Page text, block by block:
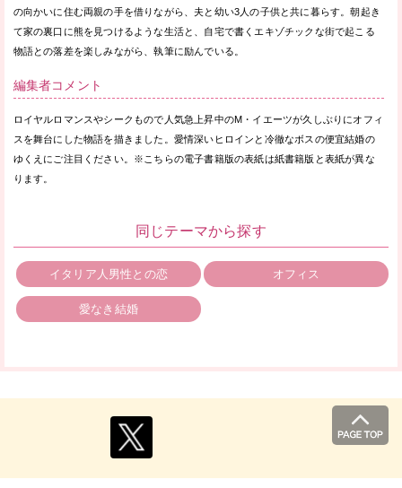
の向かいに住む両親の手を借りながら、夫と幼い3人の子供と共に暮らす。朝起き
て家の裏口に熊を見つけるような生活と、自宅で書くエキゾチックな街で起こる
物語との落差を楽しみながら、執筆に励んでいる。
編集者コメント
ロイヤルロマンスやシークもので人気急上昇中のM・イエーツが久しぶりにオフィ
スを舞台にした物語を描きました。愛情深いヒロインと冷徹なボスの便宜結婚の
ゆくえにご注目ください。※こちらの電子書籍版の表紙は紙書籍版と表紙が異な
ります。
同じテーマから探す
イタリア人男性との恋 オフィス
愛なき結婚